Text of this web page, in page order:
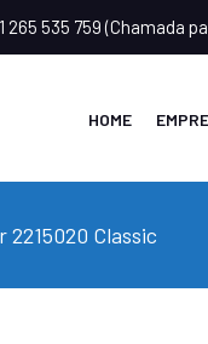
265 535 759 (Chamada
HOME
Classic